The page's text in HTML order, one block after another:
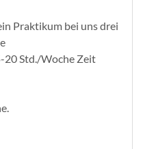
Praktikum bei uns drei
Std./Woche Zeit